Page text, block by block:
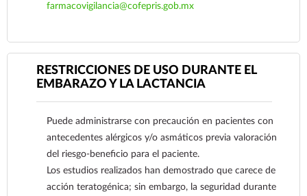
farmacovigilancia@cofepris.gob.mx
Ver más
RESTRICCIONES DE USO DURANTE EL
EMBARAZO Y LA LACTANCIA
Puede administrarse con precaución en pacientes con
antecedentes alérgicos y/o asmáticos previa valoración
del riesgo-beneficio para el paciente.
Los estudios realizados han demostrado que carece de
acción teratogénica; sin embargo, la seguridad durante